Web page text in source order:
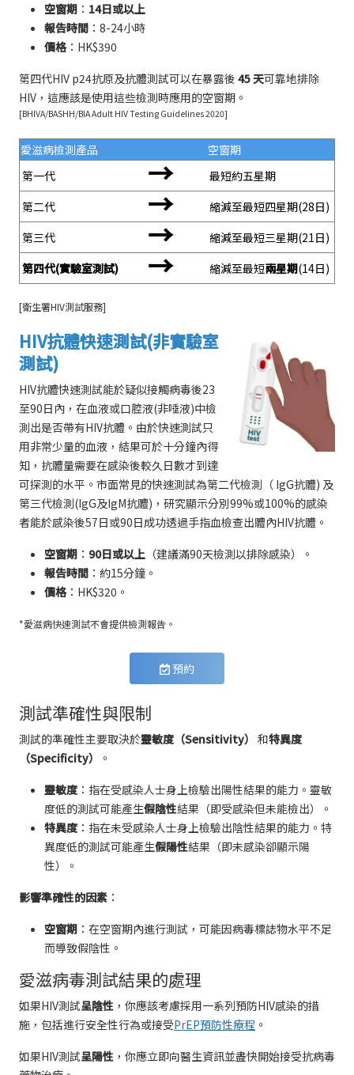
空窗期 ： 14日或以上
報告時間 ：8-24小時
價格：HK$390
第四代HIV p24抗原及抗體測試可以在暴露後 45 天可靠地排除
HIV，這應該是使用這些檢測時應用的空窗期。
[BHIVA/BASHH/BIA Adult HIV Testing Guidelines 2020]
愛滋病檢測產品
空窗期
第一代
→
最短約五星期
第二代
→
縮減至最短四星期(28日)
第三代
→
縮減至最短三星期(21日)
第四代(實驗室測試)
→ 縮減至最短兩星期(14日)
[衛生署HIV測試服務]
HIV抗體快速測試(非實驗室
測試)
HIV抗體快速測試能於疑似接觸病毒後23
至90日內，在血液或口腔液(非唾液)中檢
測出是否帶有HIV抗體。由於快速測試只
用非常少量的血液，結果可於十分鐘內得
知，抗體量需要在感染後較久日數才到達
可探測的水平。市面常見的快速測試為第二代檢測（ IgG抗體) 及
第三代檢測(IgG及IgM抗體)，研究顯示分別99%或100%的感染
者能於感染後57日或90日成功透過手指血檢查出體內HIV抗體。
空窗期 ： 90日或以上 （建議滿90天檢測以排除感染）。
報告時間 ：約15分鐘。
價格：HK$320。
*愛滋病快速測試不會提供檢測報告。
預約
測試準確性與限制
測試的準確性主要取決於靈敏度（Sensitivity） 和特異度
（Specificity）
。
靈敏度：指在受感染人士身上檢驗出陽性結果的能力。靈敏
度低的測試可能產生假陰性結果（即受感染但未能檢出）。
特異度：指在未受感染人士身上檢驗出陰性結果的能力。特
異度低的測試可能產生假陽性結果（即未感染卻顯示陽
性）。
影響準確性的因素 ：
空窗期 ：在空窗期內進行測試，可能因病毒標誌物水平不足
而導致假陰性。
愛滋病毒測試結果的處理
如果HIV測試呈陰性 ，你應該考慮採用一系列預防HIV感染的措
施，包括進行安全性行為或接受PrEP預防性療程 。
如果HIV測試呈陽性 ，你應立即向醫生資訊並盡快開始接受抗病毒